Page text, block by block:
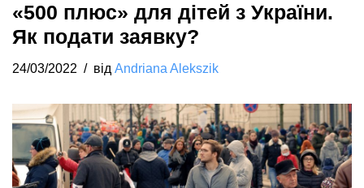
«500 плюс» для дітей з України.
Як подати заявку?
24/03/2022 від Andriana Alekszik